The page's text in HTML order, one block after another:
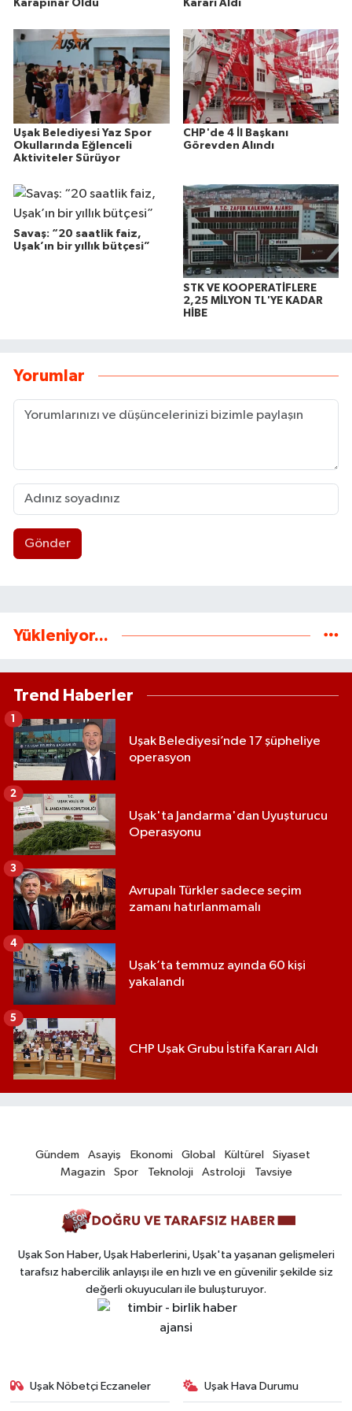
Karapınar Oldu Kararı Aldı
Uşak Belediyesi Yaz Spor
Okullarında Eğlenceli
Aktiviteler Sürüyor
CHP'de 4 İl Başkanı
Görevden Alındı
Savaş: “20 saatlik faiz,
Uşak’ın bir yıllık bütçesi”
STK VE KOOPERATİFLERE
2,25 MİLYON TL'YE KADAR
HİBE
Yorumlar
Gönder
Yükleniyor...
Trend Haberler
Uşak Belediyesi’nde 17 şüpheliye
operasyon
1
Uşak'ta Jandarma'dan Uyuşturucu
Operasyonu
2
Avrupalı Türkler sadece seçim
zamanı hatırlanmamalı
3
Uşak’ta temmuz ayında 60 kişi
yakalandı
4
CHP Uşak Grubu İstifa Kararı Aldı
5
Gündem Asayiş Ekonomi Global Kültürel
Siyaset
Magazin
Spor Teknoloji Astroloji Tavsiye
Uşak Son Haber, Uşak Haberlerini, Uşak'ta yaşanan gelişmeleri
tarafsız habercilik anlayışı ile en hızlı ve en güvenilir şekilde siz
değerli okuyucuları ile buluşturuyor.
Uşak Nöbetçi Eczaneler Uşak Hava Durumu